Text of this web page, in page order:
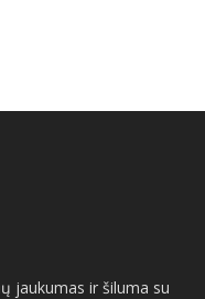
jaukumas ir šiluma su